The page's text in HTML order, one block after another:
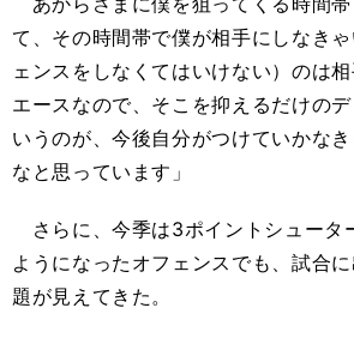
て、その時間帯で僕が相手にしなき
ェンスをしなくてはいけない）のは
エースなので、そこを抑えるだけの
いうのが、今後自分がつけていかな
なと思っています」
さらに、今季は3ポイントシュータ
ようになったオフェンスでも、試合
題が見えてきた。